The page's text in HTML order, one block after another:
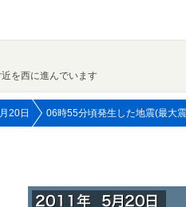
を西に進んでいます
20日 06時55分頃発生した地震(最大